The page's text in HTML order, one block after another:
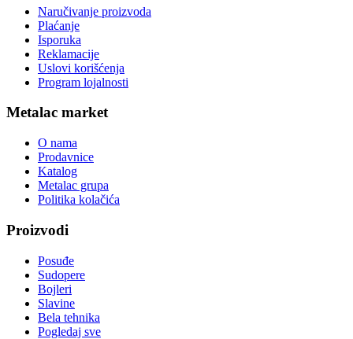
Naručivanje proizvoda
Plaćanje
Isporuka
Reklamacije
Uslovi korišćenja
Program lojalnosti
Metalac market
O nama
Prodavnice
Katalog
Metalac grupa
Politika kolačića
Proizvodi
Posuđe
Sudopere
Bojleri
Slavine
Bela tehnika
Pogledaj sve